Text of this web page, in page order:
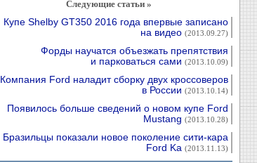
Следующие статьи »
Купе Shelby GT350 2016 года впервые записано
на видео (2013.09.27)
Форды научатся объезжать препятствия
и парковаться сами (2013.10.09)
Компания Ford наладит сборку двух кроссоверов
в России (2013.10.14)
Появилось больше сведений о новом купе Ford
Mustang (2013.10.28)
Бразильцы показали новое поколение сити-кара
Ford Ka (2013.11.13)